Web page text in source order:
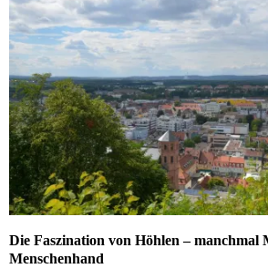
Die Faszination von Höhlen – manchmal
Menschenhand